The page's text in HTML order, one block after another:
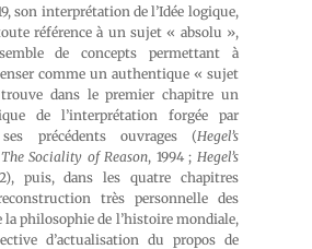
son interprétation de l’Idée logique,
référence à un sujet « absolu »,
de concepts permettant à
comme un authentique « sujet
dans le premier chapitre un
de l’interprétation forgée par
précédents ouvrages (Hegel’s
Sociality of Reason, 1994 ; Hegel’s
puis, dans les quatre chapitres
très personnelle des
la philosophie de l’histoire mondiale,
d’actualisation du propos de